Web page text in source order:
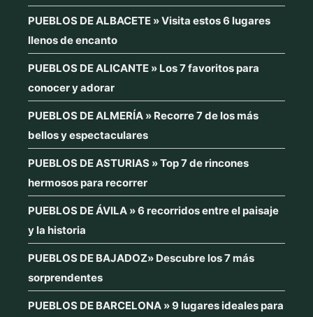
PUEBLOS DE ALBACETE » Visita estos 6 lugares
llenos de encanto
PUEBLOS DE ALICANTE » Los 7 favoritos para
conocer y adorar
PUEBLOS DE ALMERÍA » Recorre 7 de los más
bellos y espectaculares
PUEBLOS DE ASTURIAS » Top 7 de rincones
hermosos para recorrer
PUEBLOS DE ÁVILA » 6 recorridos entre el paisaje
y la historia
PUEBLOS DE BAJADOZ» Descubre los 7 más
sorprendentes
PUEBLOS DE BARCELONA » 9 lugares ideales para